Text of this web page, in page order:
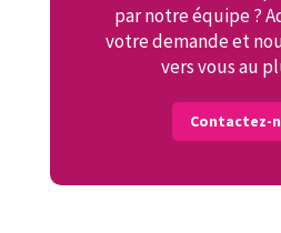
par notre équipe ?
votre demande et
vers vous au
Contactez-